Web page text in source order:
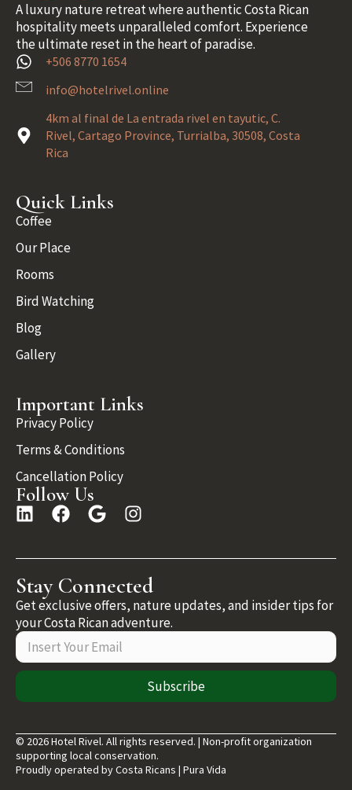
A luxury nature retreat where authentic Costa Rican
hospitality meets unparalleled comfort. Experience
the ultimate reset in the heart of paradise.
+506 8770 1654
info@hotelrivel.online
4km al final de La entrada rivel en tayutic, C.
Rivel, Cartago Province, Turrialba, 30508, Costa
Rica
Quick Links
Coffee
Our Place
Rooms
Bird Watching
Blog
Gallery
Important Links
Privacy Policy
Terms & Conditions
Cancellation Policy
Follow Us
Stay Connected
Get exclusive offers, nature updates, and insider tips for
your Costa Rican adventure.
Subscribe
© 2026 Hotel Rivel. All rights reserved. | Non-profit organization
supporting local conservation.
Proudly operated by Costa Ricans | Pura Vida